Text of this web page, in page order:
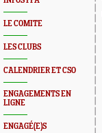
LE COMITE
LES CLUBS
CALENDRIER ET CSO
ENGAGEMENTS EN
LIGNE
ENGAGÉ(E)S